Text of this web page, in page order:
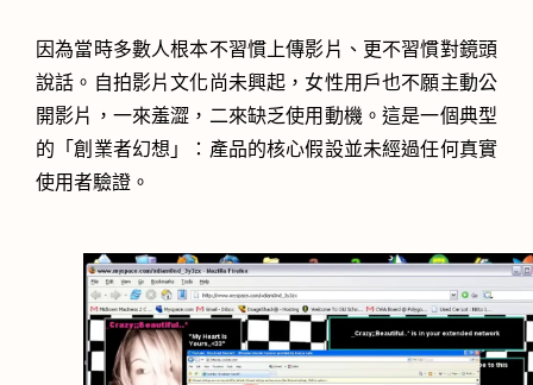
因為當時多數人根本不習慣上傳影片、更不習慣對鏡頭
說話。自拍影片文化尚未興起，女性用戶也不願主動公
開影片，一來羞澀，二來缺乏使用動機。這是一個典型
的「創業者幻想」：產品的核心假設並未經過任何真實
使用者驗證。